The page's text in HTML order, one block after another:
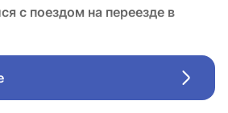
с поездом на переезде в